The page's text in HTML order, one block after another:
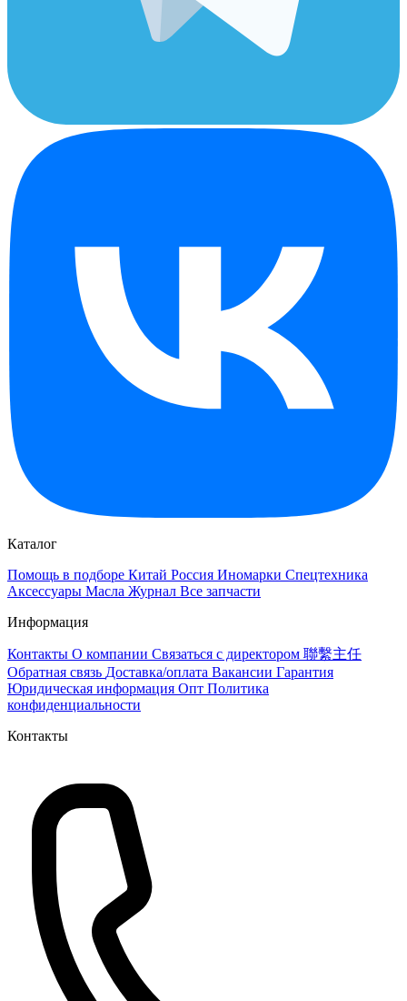
Каталог
Помощь в подборе Китай Россия Иномарки Спецтехника
Аксессуары Масла Журнал Все запчасти
Информация
Контакты О компании Связаться с директором 聯繫主任
Обратная связь Доставка/оплата Вакансии Гарантия
Юридическая информация Опт Политика
конфиденциальности
Контакты